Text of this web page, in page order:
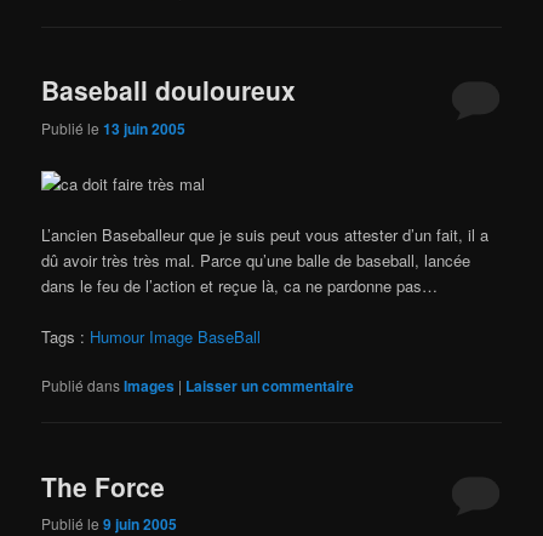
Baseball douloureux
Publié le13 juin 2005
L’ancien Baseballeur que je suis peut vous attester d’un fait, il a
dû avoir très très mal. Parce qu’une balle de baseball, lancée
dans le feu de l’action et reçue là, ca ne pardonne pas…
Tags : Humour Image BaseBall
Publié dansImages | Laisser un commentaire
The Force
Publié le9 juin 2005